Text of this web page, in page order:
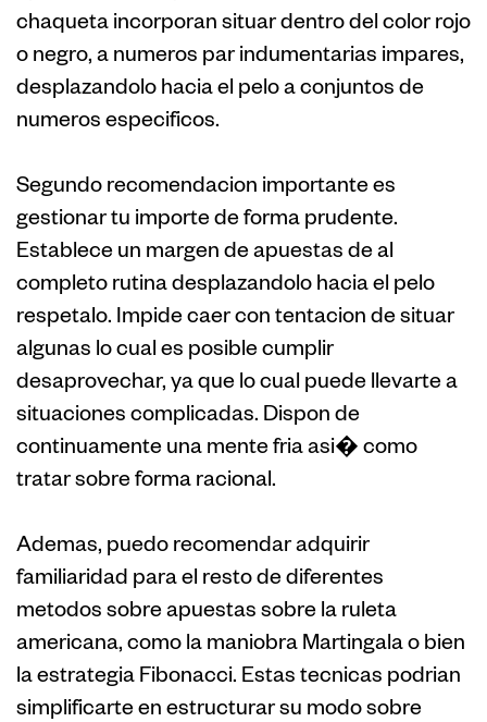
chaqueta incorporan situar dentro del color rojo
o negro, a numeros par indumentarias impares,
desplazandolo hacia el pelo a conjuntos de
numeros especificos.
Segundo recomendacion importante es
gestionar tu importe de forma prudente.
Establece un margen de apuestas de al
completo rutina desplazandolo hacia el pelo
respetalo. Impide caer con tentacion de situar
algunas lo cual es posible cumplir
desaprovechar, ya que lo cual puede llevarte a
situaciones complicadas. Dispon de
continuamente una mente fria asi� como
tratar sobre forma racional.
Ademas, puedo recomendar adquirir
familiaridad para el resto de diferentes
metodos sobre apuestas sobre la ruleta
americana, como la maniobra Martingala o bien
la estrategia Fibonacci. Estas tecnicas podrian
simplificarte en estructurar su modo sobre